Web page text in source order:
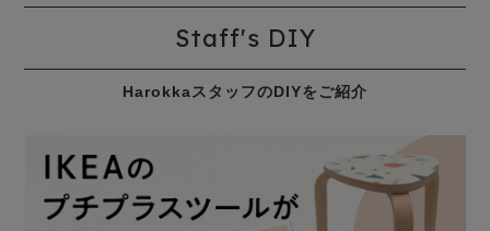
Staff's DIY
HarokkaスタッフのDIYをご紹介